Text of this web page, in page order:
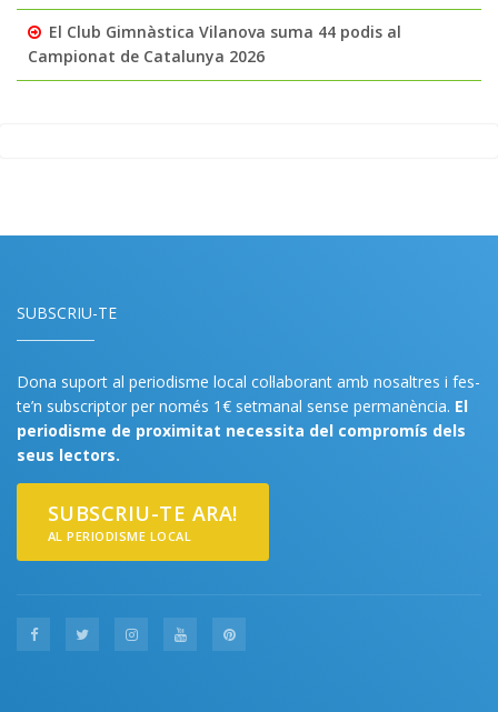
El Club Gimnàstica Vilanova suma 44 podis al
Campionat de Catalunya 2026
SUBSCRIU-TE
Dona suport al periodisme local col·laborant amb nosaltres i fes-
te’n subscriptor per només 1€ setmanal sense permanència. El
periodisme de proximitat necessita del compromís dels
seus lectors.
SUBSCRIU-TE ARA!
AL PERIODISME LOCAL